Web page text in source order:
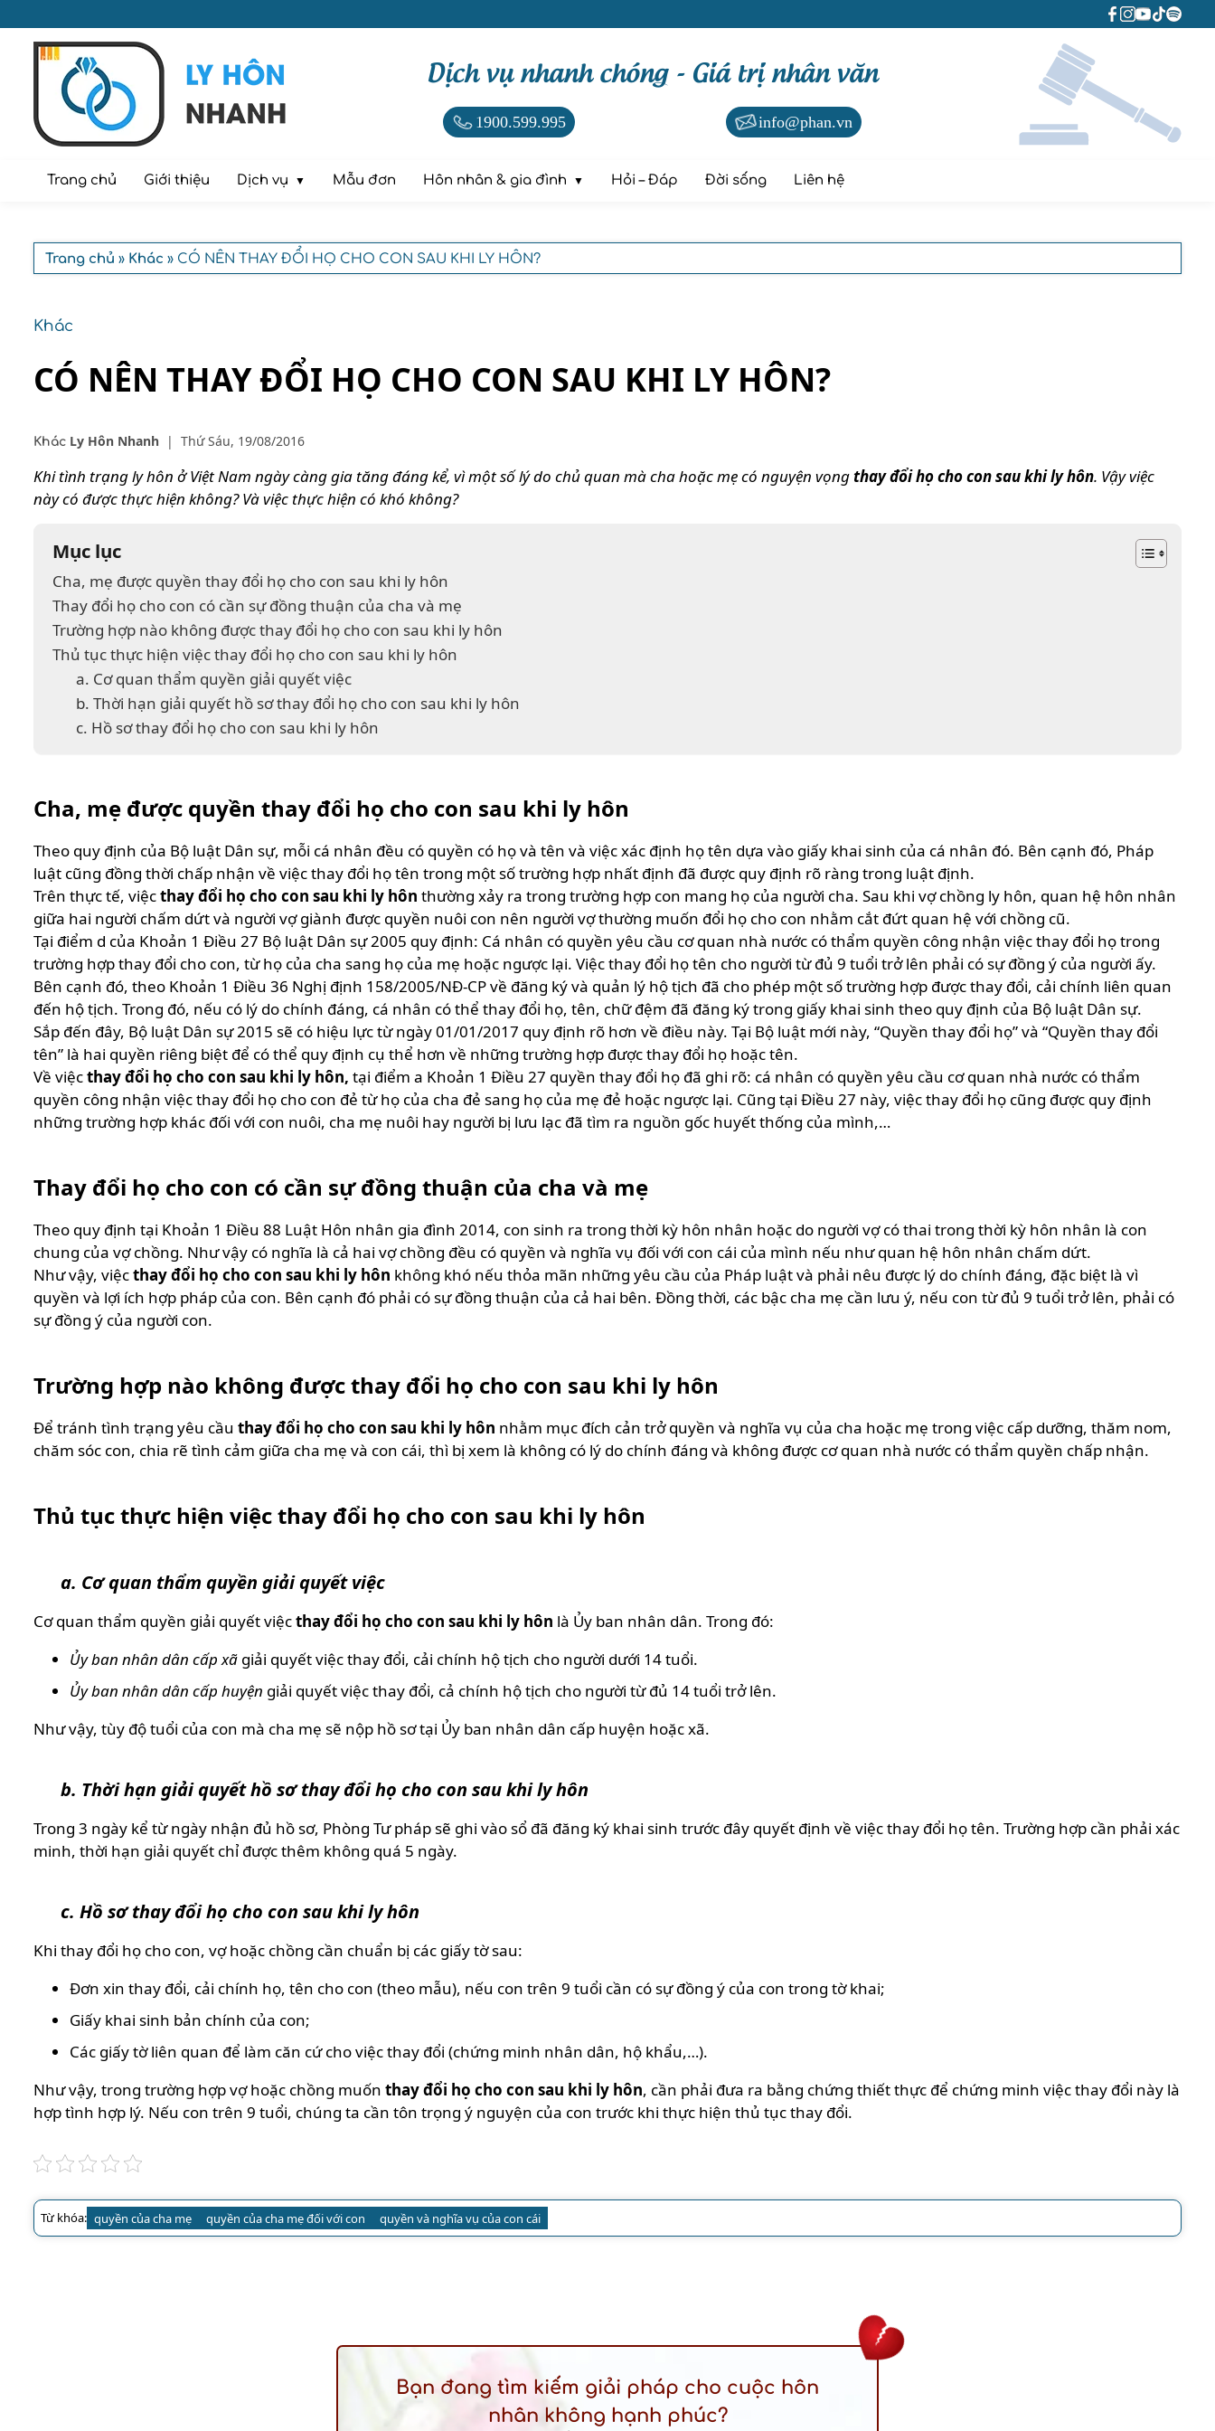
Dịch vụ nhanh chóng - Giá trị nhân văn
1900.599.995 info@phan.vn
Trang chủ Giới thiệu Dịch vụ Mẫu đơn Hôn nhân & gia đình Hỏi – Đáp Đời sống Liên hệ
Trang chủ » Khác » CÓ NÊN THAY ĐỔI HỌ CHO CON SAU KHI LY HÔN?
Khác
CÓ NÊN THAY ĐỔI HỌ CHO CON SAU KHI LY HÔN?
Khác Ly Hôn Nhanh | Thứ Sáu, 19/08/2016
Khi tình trạng ly hôn ở Việt Nam ngày càng gia tăng đáng kể, vì một số lý do chủ quan mà cha hoặc mẹ có nguyện vọngthay đổi họ cho con sau khi ly hôn. Vậy việc
này có được thực hiện không? Và việc thực hiện có khó không?
Mục lục
Cha, mẹ được quyền thay đổi họ cho con sau khi ly hôn
Thay đổi họ cho con có cần sự đồng thuận của cha và mẹ
Trường hợp nào không được thay đổi họ cho con sau khi ly hôn
Thủ tục thực hiện việc thay đổi họ cho con sau khi ly hôn
a. Cơ quan thẩm quyền giải quyết việc
b. Thời hạn giải quyết hồ sơ thay đổi họ cho con sau khi ly hôn
c. Hồ sơ thay đổi họ cho con sau khi ly hôn
Cha, mẹ được quyền thay đổi họ cho con sau khi ly hôn
Theo quy định của Bộ luật Dân sự, mỗi cá nhân đều có quyền có họ và tên và việc xác định họ tên dựa vào giấy khai sinh của cá nhân đó. Bên cạnh đó, Pháp
luật cũng đồng thời chấp nhận về việc thay đổi họ tên trong một số trường hợp nhất định đã được quy định rõ ràng trong luật định.
Trên thực tế, việcthay đổi họ cho con sau khi ly hôn thường xảy ra trong trường hợp con mang họ của người cha. Sau khi vợ chồng ly hôn, quan hệ hôn nhân
giữa hai người chấm dứt và người vợ giành được quyền nuôi con nên người vợ thường muốn đổi họ cho con nhằm cắt đứt quan hệ với chồng cũ.
Tại điểm d của Khoản 1 Điều 27 Bộ luật Dân sự 2005 quy định: Cá nhân có quyền yêu cầu cơ quan nhà nước có thẩm quyền công nhận việc thay đổi họ trong
trường hợp thay đổi cho con, từ họ của cha sang họ của mẹ hoặc ngược lại. Việc thay đổi họ tên cho người từ đủ 9 tuổi trở lên phải có sự đồng ý của người ấy.
Bên cạnh đó, theo Khoản 1 Điều 36 Nghị định 158/2005/NĐ-CP về đăng ký và quản lý hộ tịch đã cho phép một số trường hợp được thay đổi, cải chính liên quan
đến hộ tịch. Trong đó, nếu có lý do chính đáng, cá nhân có thể thay đổi họ, tên, chữ đệm đã đăng ký trong giấy khai sinh theo quy định của Bộ luật Dân sự.
Sắp đến đây, Bộ luật Dân sự 2015 sẽ có hiệu lực từ ngày 01/01/2017 quy định rõ hơn về điều này. Tại Bộ luật mới này, “Quyền thay đổi họ” và “Quyền thay đổi
tên” là hai quyền riêng biệt để có thể quy định cụ thể hơn về những trường hợp được thay đổi họ hoặc tên.
Về việcthay đổi họ cho con sau khi ly hôn, tại điểm a Khoản 1 Điều 27 quyền thay đổi họ đã ghi rõ: cá nhân có quyền yêu cầu cơ quan nhà nước có thẩm
quyền công nhận việc thay đổi họ cho con đẻ từ họ của cha đẻ sang họ của mẹ đẻ hoặc ngược lại. Cũng tại Điều 27 này, việc thay đổi họ cũng được quy định
những trường hợp khác đối với con nuôi, cha mẹ nuôi hay người bị lưu lạc đã tìm ra nguồn gốc huyết thống của mình,…
Thay đổi họ cho con có cần sự đồng thuận của cha và mẹ
Theo quy định tại Khoản 1 Điều 88 Luật Hôn nhân gia đình 2014, con sinh ra trong thời kỳ hôn nhân hoặc do người vợ có thai trong thời kỳ hôn nhân là con
chung của vợ chồng. Như vậy có nghĩa là cả hai vợ chồng đều có quyền và nghĩa vụ đối với con cái của mình nếu như quan hệ hôn nhân chấm dứt.
Như vậy, việcthay đổi họ cho con sau khi ly hôn không khó nếu thỏa mãn những yêu cầu của Pháp luật và phải nêu được lý do chính đáng, đặc biệt là vì
quyền và lợi ích hợp pháp của con. Bên cạnh đó phải có sự đồng thuận của cả hai bên. Đồng thời, các bậc cha mẹ cần lưu ý, nếu con từ đủ 9 tuổi trở lên, phải có
sự đồng ý của người con.
Trường hợp nào không được thay đổi họ cho con sau khi ly hôn
Để tránh tình trạng yêu cầu thay đổi họ cho con sau khi ly hôn nhằm mục đích cản trở quyền và nghĩa vụ của cha hoặc mẹ trong việc cấp dưỡng, thăm nom,
chăm sóc con, chia rẽ tình cảm giữa cha mẹ và con cái, thì bị xem là không có lý do chính đáng và không được cơ quan nhà nước có thẩm quyền chấp nhận.
Thủ tục thực hiện việc thay đổi họ cho con sau khi ly hôn
a. Cơ quan thẩm quyền giải quyết việc
Cơ quan thẩm quyền giải quyết việcthay đổi họ cho con sau khi ly hôn là Ủy ban nhân dân. Trong đó:
Ủy ban nhân dân cấp xã giải quyết việc thay đổi, cải chính hộ tịch cho người dưới 14 tuổi.
Ủy ban nhân dân cấp huyện giải quyết việc thay đổi, cả chính hộ tịch cho người từ đủ 14 tuổi trở lên.
Như vậy, tùy độ tuổi của con mà cha mẹ sẽ nộp hồ sơ tại Ủy ban nhân dân cấp huyện hoặc xã.
b. Thời hạn giải quyết hồ sơ thay đổi họ cho con sau khi ly hôn
Trong 3 ngày kể từ ngày nhận đủ hồ sơ, Phòng Tư pháp sẽ ghi vào sổ đã đăng ký khai sinh trước đây quyết định về việc thay đổi họ tên. Trường hợp cần phải xác
minh, thời hạn giải quyết chỉ được thêm không quá 5 ngày.
c. Hồ sơ thay đổi họ cho con sau khi ly hôn
Khi thay đổi họ cho con, vợ hoặc chồng cần chuẩn bị các giấy tờ sau:
Đơn xin thay đổi, cải chính họ, tên cho con (theo mẫu), nếu con trên 9 tuổi cần có sự đồng ý của con trong tờ khai;
Giấy khai sinh bản chính của con;
Các giấy tờ liên quan để làm căn cứ cho việc thay đổi (chứng minh nhân dân, hộ khẩu,…).
Như vậy, trong trường hợp vợ hoặc chồng muốn thay đổi họ cho con sau khi ly hôn, cần phải đưa ra bằng chứng thiết thực để chứng minh việc thay đổi này là
hợp tình hợp lý. Nếu con trên 9 tuổi, chúng ta cần tôn trọng ý nguyện của con trước khi thực hiện thủ tục thay đổi.
Từ khóa: quyền của cha mẹ quyền của cha mẹ đối với con quyền và nghĩa vụ của con cái
Bạn đang tìm kiếm giải pháp cho cuộc hôn
nhân không hạnh phúc?